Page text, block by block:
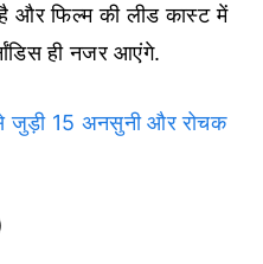
और फिल्म की लीड कास्ट में
ही नजर आएंगे.
जुड़ी 15 अनसुनी और रोचक